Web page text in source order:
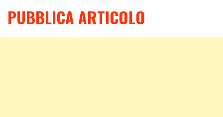
PUBBLICA ARTICOLO